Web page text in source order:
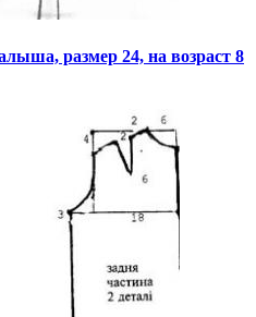
размер 24, на возраст 8